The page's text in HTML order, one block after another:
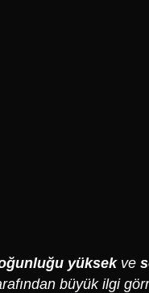
yüksekve
büyük ilgi